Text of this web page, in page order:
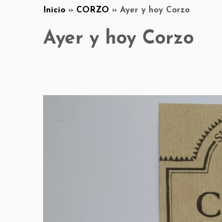
Inicio » CORZO » Ayer y hoy Corzo
Ayer y hoy Corzo